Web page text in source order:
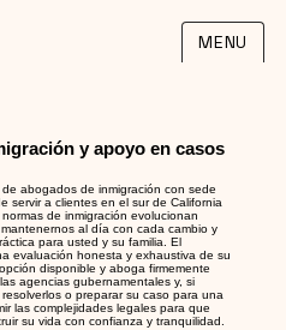
MENU
y apoyo en casos
abogados de inmigración con sede
servir a clientes en el sur de California
de inmigración evolucionan
al día con cada cambio y
para usted y su familia. El
evaluación honesta y exhaustiva de su
disponible y aboga firmemente
agencias gubernamentales y, si
o preparar su caso para una
las complejidades legales para que
su vida con confianza y tranquilidad.